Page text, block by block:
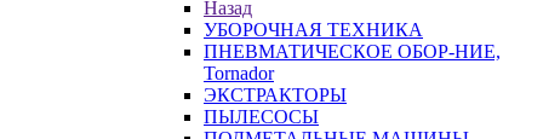
Назад
УБОРОЧНАЯ ТЕХНИКА
ПНЕВМАТИЧЕСКОЕ ОБОР-НИЕ,
Tornador
ЭКСТРАКТОРЫ
ПЫЛЕСОСЫ